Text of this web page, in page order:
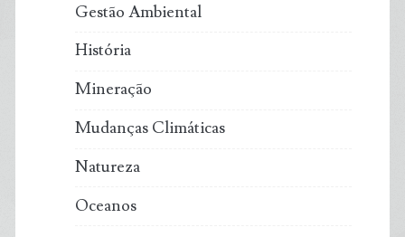
Gestão Ambiental
História
Mineração
Mudanças Climáticas
Natureza
Oceanos